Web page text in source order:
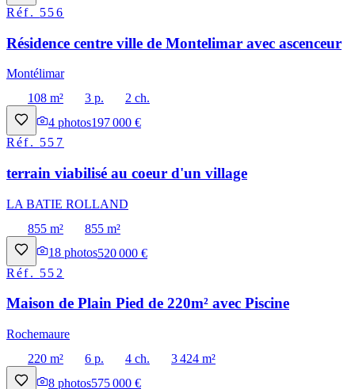
Réf. 556
Résidence centre ville de Montelimar avec ascenceur
Montélimar
108 m²
3 p.
2 ch.
4 photos197 000 €
Réf. 557
terrain viabilisé au coeur d'un village
LA BATIE ROLLAND
855 m²
855 m²
18 photos520 000 €
Réf. 552
Maison de Plain Pied de 220m² avec Piscine
Rochemaure
220 m²
6 p. 4 ch.
3 424 m²
8 photos575 000 €